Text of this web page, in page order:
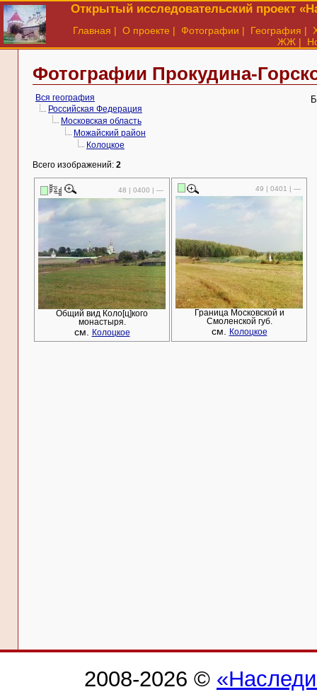
Открытый исследовательский проект
Главная | О проекте | Фотографии | География |
ЖЖ |
Фотографии Прокудина-
Вся география
Российская Федерация
Московская область
Можайский район
Колоцкое
Всего изображений: 2
48 | 0400 | —
Общий вид Коло[ц]кого
монастыря.
см. Колоцкое
49 | 0401 | —
Граница Московской и
Смоленской губ.
см. Колоцкое
2008-2026 ©